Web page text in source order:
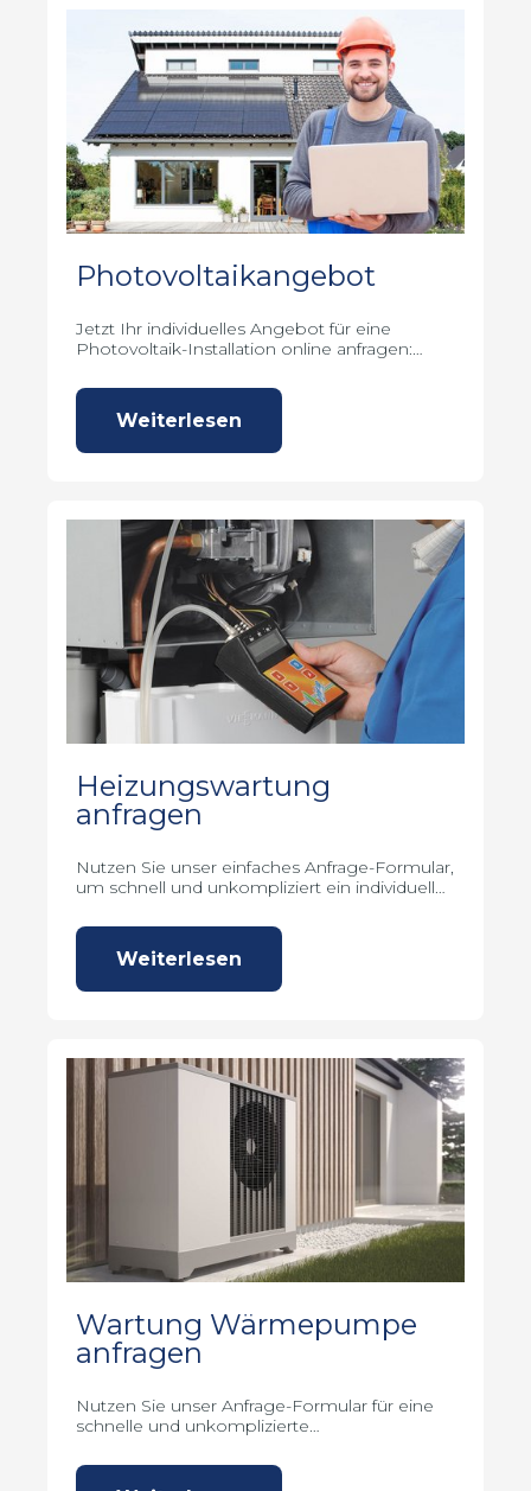
Photovoltaikangebot
Jetzt Ihr individuelles Angebot für eine
Photovoltaik-Installation online anfragen:
Weiterlesen
Heizungswartung
anfragen
Nutzen Sie unser einfaches Anfrage-Formular,
um schnell und unkompliziert ein individuelles
Weiterlesen
Wartung Wärmepumpe
anfragen
Nutzen Sie unser Anfrage-Formular für eine
schnelle und unkomplizierte